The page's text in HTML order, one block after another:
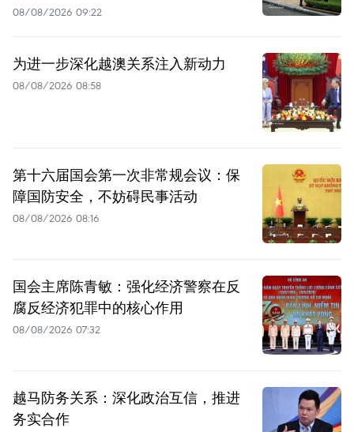
08/08/2026 09:22
为进一步深化越澳关系注入新动力
08/08/2026 08:58
第十六届国会第一次非常规会议：保
障国防安全，不妨碍民事活动
08/08/2026 08:16
国会主席陈青敏：强化经济警察在反
腐反经济犯罪中的核心作用
08/08/2026 07:32
越马防务关系：深化政治互信，推进
务实合作